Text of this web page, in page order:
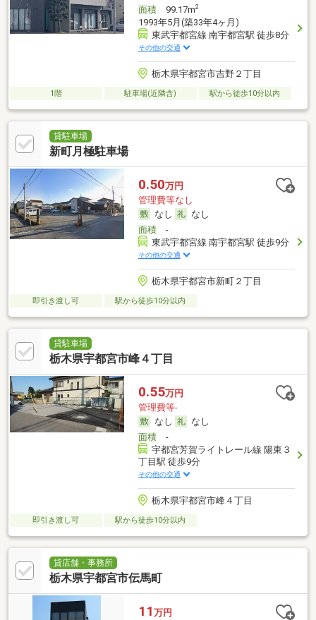
面積99.17m2
1993年5月(築33年4ヶ月)
東武宇都宮線 南宇都宮駅 徒歩8分
その他の交通
栃木県宇都宮市吉野２丁目
1階 駐車場(近隣含) 駅から徒歩10分以内
貸駐車場
新町月極駐車場
0.50万円
管理費等なし
なし
なし
面積-
東武宇都宮線 南宇都宮駅 徒歩9分
その他の交通
栃木県宇都宮市新町２丁目
即引き渡し可 駅から徒歩10分以内
貸駐車場
栃木県宇都宮市峰４丁目
0.55万円
管理費等-
なし
なし
面積-
宇都宮芳賀ライトレール線 陽東３
丁目駅 徒歩9分
その他の交通
栃木県宇都宮市峰４丁目
即引き渡し可 駅から徒歩10分以内
貸店舗・事務所
栃木県宇都宮市伝馬町
11 万円